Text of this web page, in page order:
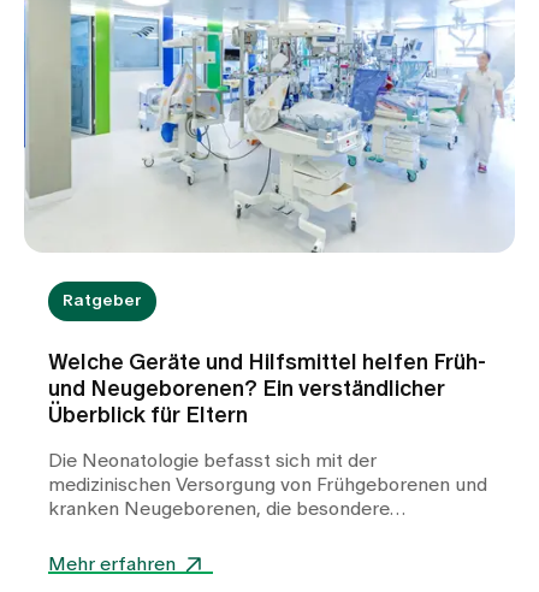
Ratgeber
Welche Geräte und Hilfsmittel helfen Früh-
und Neugeborenen? Ein verständlicher
Überblick für Eltern
Die Neonatologie befasst sich mit der
medizinischen Versorgung von Frühgeborenen und
kranken Neugeborenen, die besondere
Neonatologie am Spital Zollikerberg werden
Frühgeborene ab der 32. Schwangerschaftswoche
Mehr erfahren